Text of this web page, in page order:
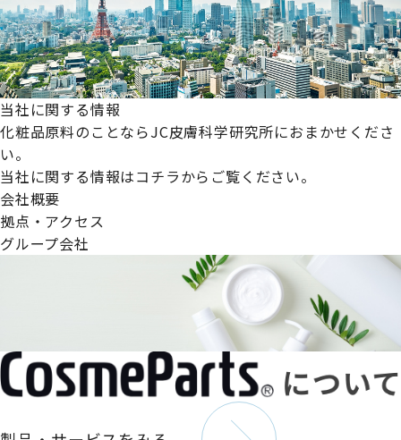
当社に関する情報
化粧品原料のことならJC皮膚科学研究所におまかせくださ
い。
当社に関する情報はコチラからご覧ください。
会社概要
拠点・アクセス
グループ会社